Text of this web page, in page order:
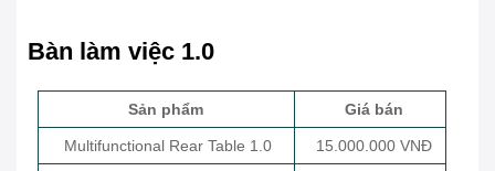
Bàn làm việc 1.0
Sản phẩm Giá bán
Multifunctional Rear Table 1.0 15.000.000 VNĐ